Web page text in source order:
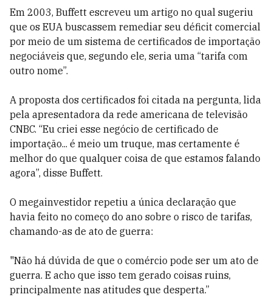
Em 2003, Buffett escreveu um artigo no qual sugeriu
que os EUA buscassem remediar seu déficit comercial
por meio de um sistema de certificados de importação
negociáveis que, segundo ele, seria uma “tarifa com
outro nome”.
A proposta dos certificados foi citada na pergunta, lida
pela apresentadora da rede americana de televisão
CNBC. “Eu criei esse negócio de certificado de
importação... é meio um truque, mas certamente é
melhor do que qualquer coisa de que estamos falando
agora”, disse Buffett.
O megainvestidor repetiu a única declaração que
havia feito no começo do ano sobre o risco de tarifas,
chamando-as de ato de guerra:
"Não há dúvida de que o comércio pode ser um ato de
guerra. E acho que isso tem gerado coisas ruins,
principalmente nas atitudes que desperta.”